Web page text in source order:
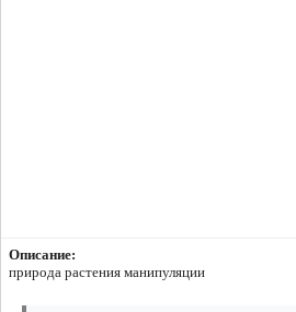
Описание:
природа растения манипуляции